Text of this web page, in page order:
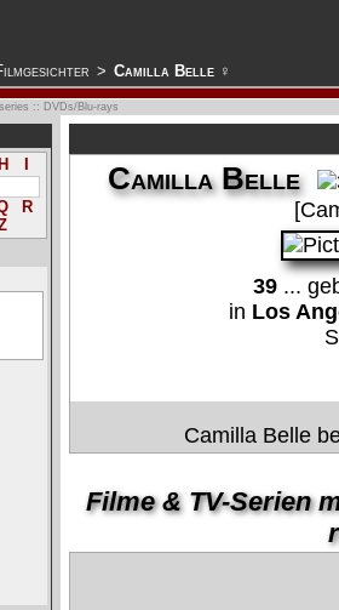
> Camilla Belle ♀
:: DVDs/Blu-rays
H
R
Camilla Belle
39 ...
in Los
Camilla Belle
Filme & TV-Serien